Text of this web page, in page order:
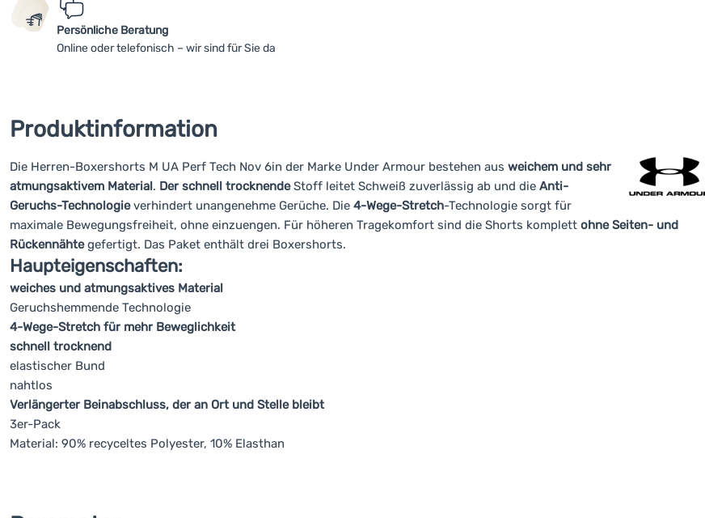
Persönliche Beratung
Online oder telefonisch – wir sind für Sie da
Produktinformation
Die Herren-Boxershorts M UA Perf Tech Nov 6in der Marke Under Armour bestehen aus weichem und sehr
atmungsaktivem Material. Der schnell trocknendeStoff leitet Schweiß zuverlässig ab und die Anti-
Geruchs-Technologieverhindert unangenehme Gerüche. Die 4-Wege-Stretch-Technologie sorgt für
maximale Bewegungsfreiheit, ohne einzuengen. Für höheren Tragekomfort sind die Shorts komplett ohne Seiten- und
Rückennähtegefertigt. Das Paket enthält drei Boxershorts.
Haupteigenschaften:
weiches und atmungsaktives Material
Geruchshemmende Technologie
4-Wege-Stretch für mehr Beweglichkeit
schnell trocknend
elastischer Bund
nahtlos
Verlängerter Beinabschluss, der an Ort und Stelle bleibt
3er-Pack
Material: 90% recyceltes Polyester, 10% Elasthan